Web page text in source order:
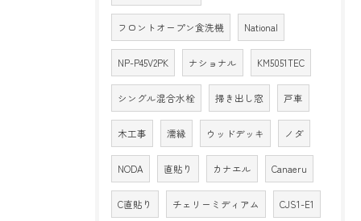
フロントオープン食洗機 National
NP-P45V2PK ナショナル KM5051TEC
シングル混合水栓 掃き出し窓 戸車
木工事 濡縁 ウッドデッキ ノダ
NODA 直貼り カナエル Canaeru
C直貼り チェリーミディアム CJS1-E1